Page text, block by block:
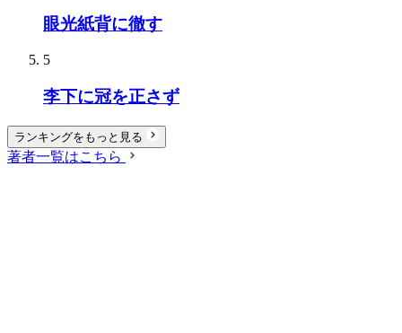
眼光紙背に徹す
5
李下に冠を正さず
ランキングをもっと見る
著者一覧はこちら